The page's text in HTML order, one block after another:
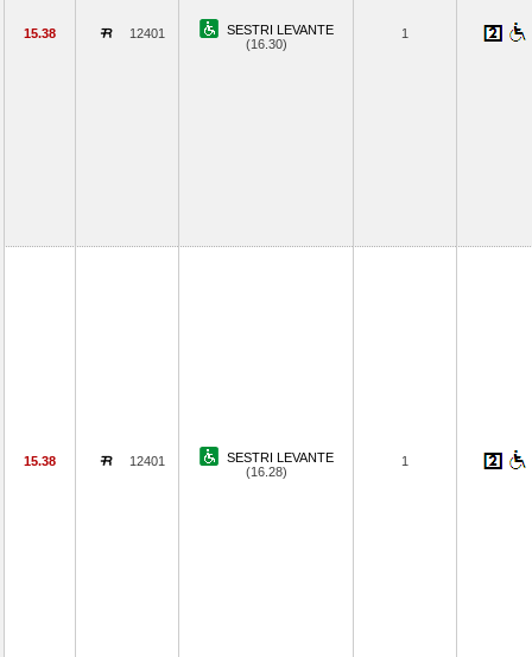
15.38 12401
SESTRI LEVANTE
(16.30)
1
15.38 12401
SESTRI LEVANTE
(16.28)
1